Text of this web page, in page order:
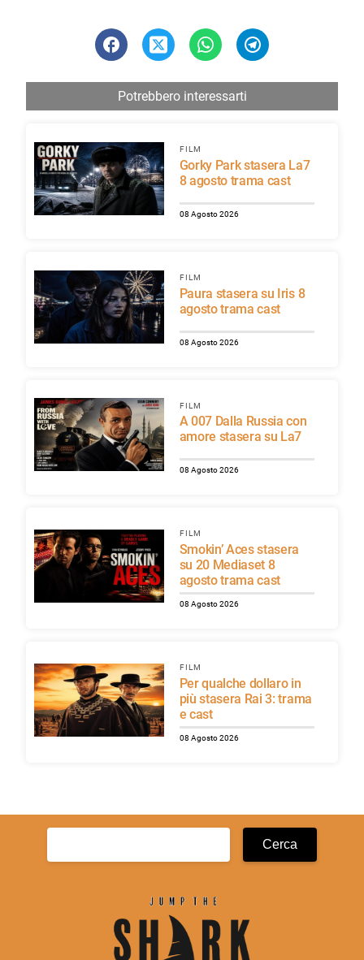
Potrebbero interessarti
FILM
Gorky Park stasera La7
8 agosto trama cast
08 Agosto 2026
FILM
Paura stasera su Iris 8
agosto trama cast
08 Agosto 2026
FILM
A 007 Dalla Russia con
amore stasera su La7
08 Agosto 2026
FILM
Smokin’ Aces stasera
su 20 Mediaset 8
agosto trama cast
08 Agosto 2026
FILM
Per qualche dollaro in
più stasera Rai 3: trama
e cast
08 Agosto 2026
Ricerca